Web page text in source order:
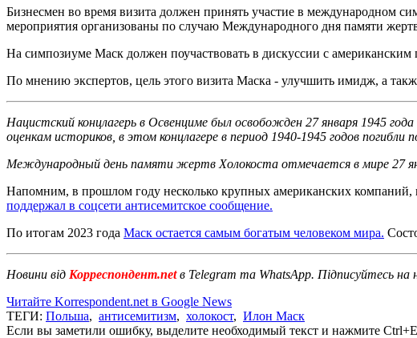
Бизнесмен во время визита должен принять участие в международном
мероприятия организованы по случаю Международного дня памяти
На симпозиуме Маск должен поучаствовать в дискуссии с
По мнению экспертов, цель этого визита Маска - улучшить имидж, а
Нацистский концлагерь в Освенциме был освобожден 27 января 1945
оценкам историков, в этом концлагере в период 1940-1945 годов
Международный день памяти жертв Холокоста отмечается в мире 27
Напомним, в прошлом году несколько крупных американских компаний,
поддержал в соцсети антисемитское сообщение.
По итогам 2023 года Маск остается самым богатым человеком мира.
Новини від Корреспондент.netв Telegram та WhatsApp. Підписуйтесь на
Читайте Korrespondent.net в Google News
ТЕГИ: Польша, антисемитизм, холокост, Илон Маск
Если вы заметили ошибку, выделите необходимый текст и нажмите